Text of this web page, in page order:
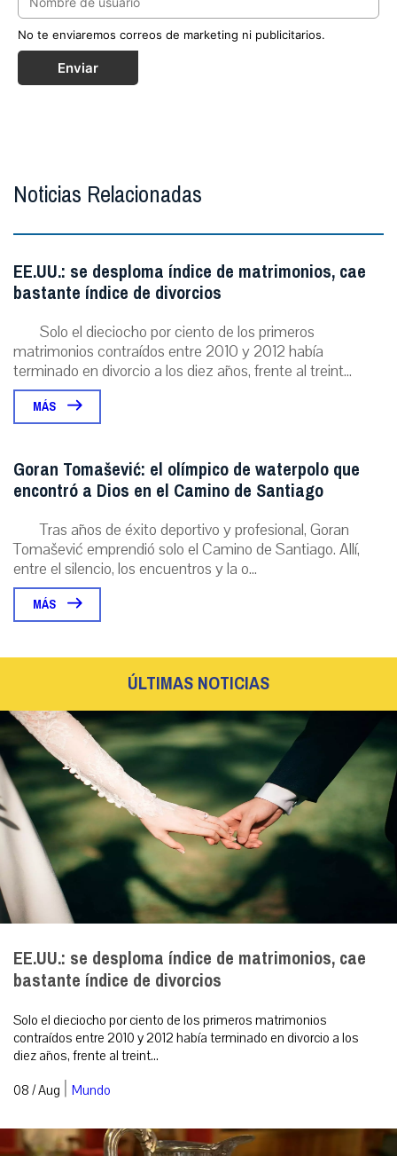
No te enviaremos correos de marketing ni publicitarios.
Enviar
Noticias Relacionadas
EE.UU.: se desploma índice de matrimonios, cae
bastante índice de divorcios
Solo el dieciocho por ciento de los primeros
matrimonios contraídos entre 2010 y 2012 había
terminado en divorcio a los diez años, frente al treint...
MÁS
Goran Tomašević: el olímpico de waterpolo que
encontró a Dios en el Camino de Santiago
Tras años de éxito deportivo y profesional, Goran
Tomašević emprendió solo el Camino de Santiago. Allí,
entre el silencio, los encuentros y la o...
MÁS
ÚLTIMAS NOTICIAS
EE.UU.: se desploma índice de matrimonios, cae
bastante índice de divorcios
Solo el dieciocho por ciento de los primeros matrimonios
contraídos entre 2010 y 2012 había terminado en divorcio a los
diez años, frente al treint...
08 / Aug | Mundo